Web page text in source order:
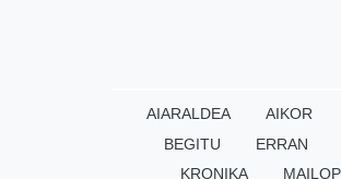
AIARALDEA AIKOR
BEGITU
ERRAN
KRONIKA